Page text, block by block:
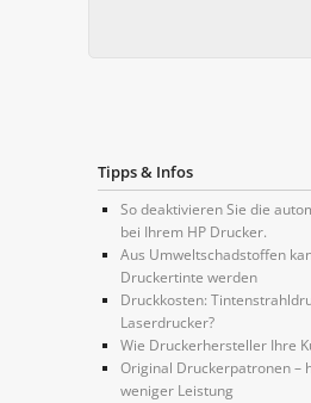
Tipps & Infos
So deaktivieren Sie die
bei Ihrem HP Drucker.
Aus Umweltschadstoffen
Druckertinte werden
Druckkosten:
Laserdrucker?
Wie Druckerhersteller Ihre
Original Druckerpatronen –
weniger Leistung